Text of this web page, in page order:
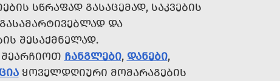
ᲡᲬᲠᲐᲤᲐᲓ ᲒᲐᲡᲐᲪᲔᲛᲐᲓ, ᲡᲐᲙᲕᲔᲑᲘᲡ
ᲓᲐ
ᲨᲔᲡᲐᲥᲛᲜᲔᲚᲐᲓ.
ᲩᲐᲜᲒᲚᲔᲑᲘ, ᲓᲐᲜᲔᲑᲘ,
ᲧᲝᲕᲔᲚᲓᲦᲘᲣᲠᲘ ᲛᲝᲛᲐᲠᲐᲒᲔᲑᲘᲡ